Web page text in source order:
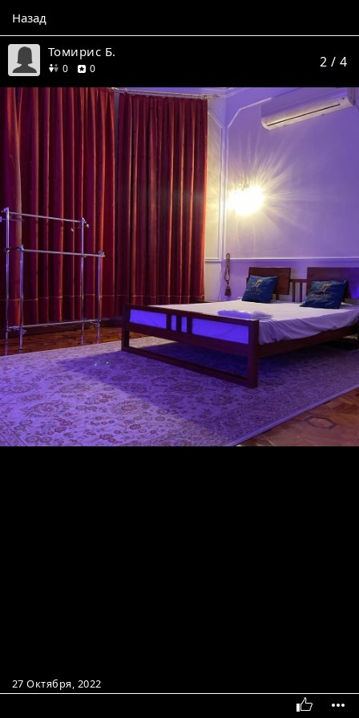
Назад
Томирис Б.
0друзей
0отзывов 2 / 4
27 Октября, 2022